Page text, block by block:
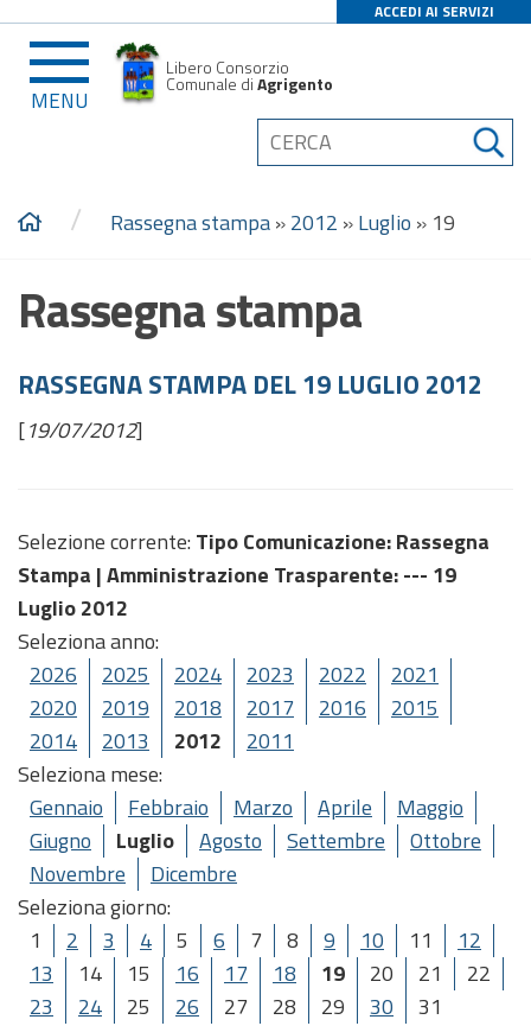
ACCEDI AI SERVIZI
MENU
Libero Consorzio
Comunale diAgrigento
/ Rassegna stampa»2012 »Luglio » 19
Rassegna stampa
RASSEGNA STAMPA DEL 19 LUGLIO 2012
[19/07/2012]
Selezione corrente: Tipo Comunicazione: Rassegna
Stampa |Amministrazione Trasparente: --- 19
Luglio 2012
Seleziona anno:
2026
2025 2024 2023 2022
2021
2020
2019 2018 2017 2016
2015
2014
2013 2012
2011
Seleziona mese:
Gennaio
Febbraio Marzo Aprile
Maggio
Giugno
Luglio Agosto Settembre
Ottobre
Novembre
Dicembre
Seleziona giorno:
1
2 3 4 5 6 7 8 9 10 11
12
13
14 15 16 17 18 19 20 21
22
23
24 25 26 27 28 29 30 31